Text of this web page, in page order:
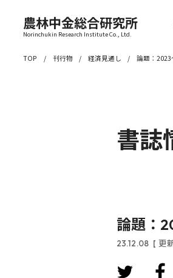
農林中金総合研究所
Norinchukin Research Institute Co., Ltd.
TOP 刊行物 経済見通し 論題：2023
書誌
論題：
23.12.08 [ 更